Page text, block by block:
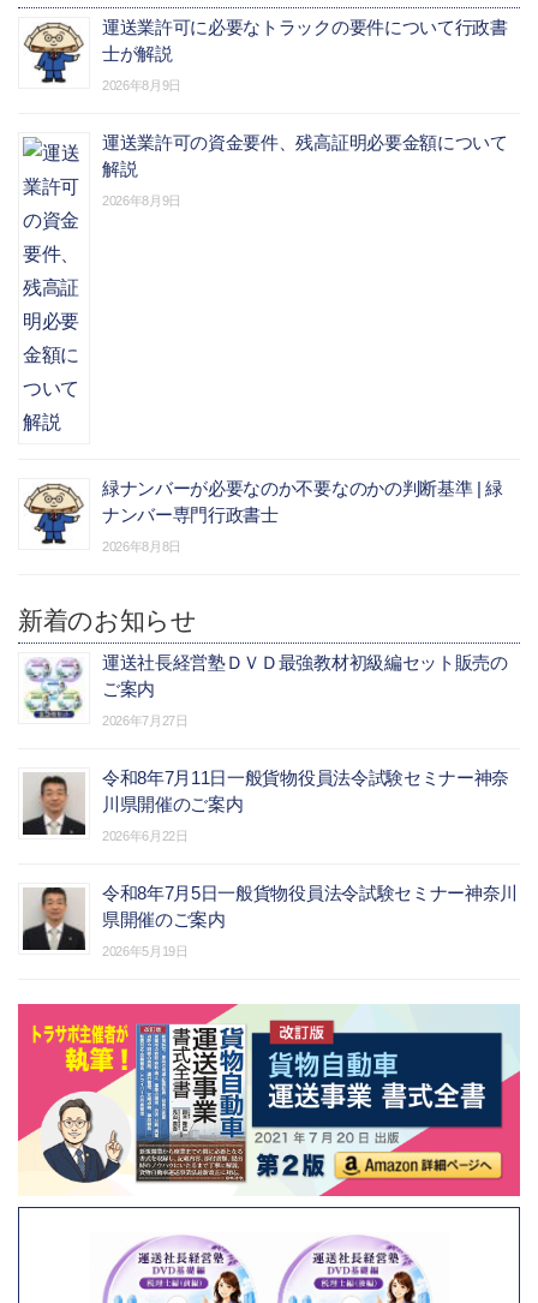
運送業許可に必要なトラックの要件について行政書
士が解説
2026年8月9日
運送業許可の資金要件、残高証明必要金額について
解説
2026年8月9日
緑ナンバーが必要なのか不要なのかの判断基準 | 緑
ナンバー専門行政書士
2026年8月8日
新着のお知らせ
運送社長経営塾ＤＶＤ最強教材初級編セット販売の
ご案内
2026年7月27日
令和8年7月11日一般貨物役員法令試験セミナー神奈
川県開催のご案内
2026年6月22日
令和8年7月5日一般貨物役員法令試験セミナー神奈川
県開催のご案内
2026年5月19日